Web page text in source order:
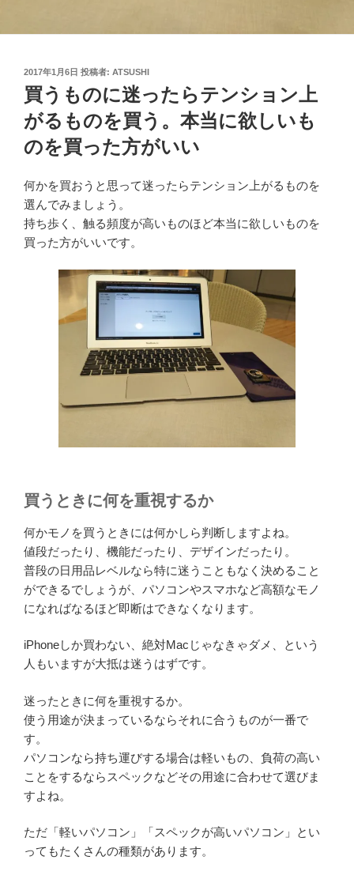
投
稿
日:
2017年1月6日 投稿者: ATSUSHI
買うものに迷ったらテンション上
がるものを買う。本当に欲しいも
のを買った方がいい
何かを買おうと思って迷ったらテンション上がるものを
選んでみましょう。
持ち歩く、触る頻度が高いものほど本当に欲しいものを
買った方がいいです。
買うときに何を重視するか
何かモノを買うときには何かしら判断しますよね。
値段だったり、機能だったり、デザインだったり。
普段の日用品レベルなら特に迷うこともなく決めること
ができるでしょうが、パソコンやスマホなど高額なモノ
になればなるほど即断はできなくなります。
iPhoneしか買わない、絶対Macじゃなきゃダメ、という
人もいますが大抵は迷うはずです。
迷ったときに何を重視するか。
使う用途が決まっているならそれに合うものが一番で
す。
パソコンなら持ち運びする場合は軽いもの、負荷の高い
ことをするならスペックなどその用途に合わせて選びま
すよね。
ただ「軽いパソコン」「スペックが高いパソコン」とい
ってもたくさんの種類があります。